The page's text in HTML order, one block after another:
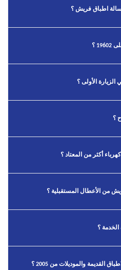
اطباق فريش ؟
؟
الأولى ؟
؟
أكثر من المعتاد ؟
من الأعطال المستقبلية ؟
؟
القديمة والموديلات من 2005 ؟